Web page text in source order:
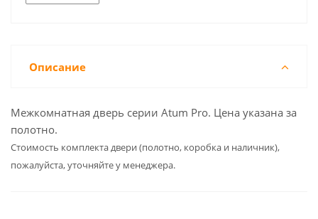
Описание
Межкомнатная дверь серии Atum Pro. Цена указана за
полотно.
Cтоимость комплекта двери (полотно, коробка и наличник),
пожалуйста, уточняйте у менеджера.